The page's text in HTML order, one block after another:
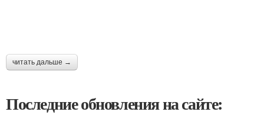
читать дальше →
Последние обновления на сайте: